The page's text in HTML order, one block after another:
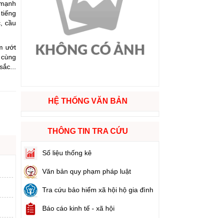
và đại biểu Hội đồng nhân dân các cấp nhiệm kỳ 2026 - 2031
cầu
ướt
HỆ THỐNG VĂN BẢN
THÔNG TIN TRA CỨU
Số liệu thống kê
Văn bản quy phạm pháp luật
Tra cứu bảo hiểm xã hội hộ gia đình
Báo cáo kinh tế - xã hội